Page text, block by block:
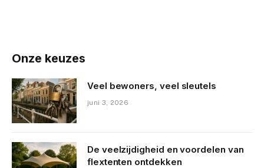
Onze keuzes
Veel bewoners, veel sleutels
juni 3, 2026
De veelzijdigheid en voordelen van
flextenten ontdekken